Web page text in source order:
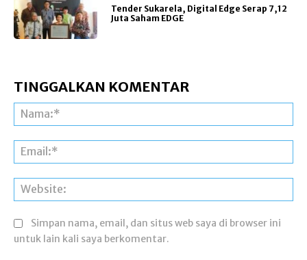
Tender Sukarela, Digital Edge Serap 7,12
Juta Saham EDGE
TINGGALKAN KOMENTAR
Simpan nama, email, dan situs web saya di browser ini
untuk lain kali saya berkomentar.